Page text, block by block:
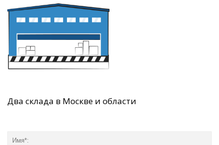
Два склада в Москве и области